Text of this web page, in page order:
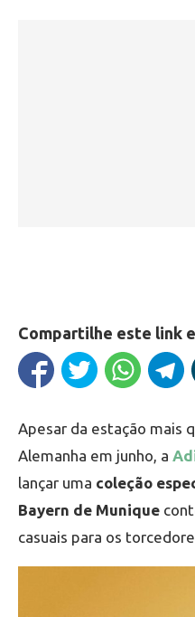
Compartilhe este link
Apesar da estação mais
Alemanha em junho, a
lançar uma coleção
Bayern de Munique
casuais para os